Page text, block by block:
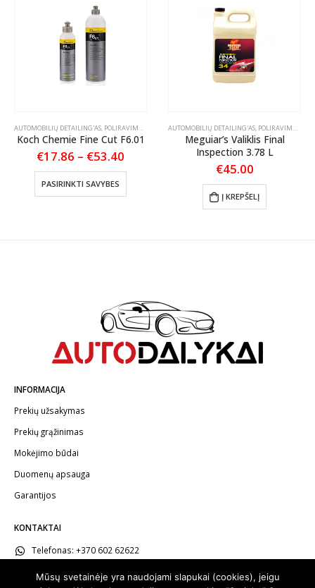
,EKSTERJERAS, KONSERVANTAI
AUTOMOBILIŲ DETAILING'AS, POLIRAVIMAS POLIRAVIMO PASTOS
Koch Chemie Fine Cut F6.01
€17.86 – €53.40
€53.40
PASIRINKTI SAVYBES
This product has multiple variants. The options may be chosen on the product page
AUTOMOBILIŲ DETAILING'AS, POLIRAVIMAS
Meguiar’s Valiklis Final
Inspection 3.78 L
€45.00
Į KREPŠELĮ
INFORMACIJA
Prekių užsakymas
Prekių grąžinimas
Mokėjimo būdai
Duomenų apsauga
Garantijos
KONTAKTAI
Telefonas: +370 602 62622
El.paštas:
info@autodalykai.lt
Mūsų svetainėje yra naudojami slapukai (cookies), jeigu